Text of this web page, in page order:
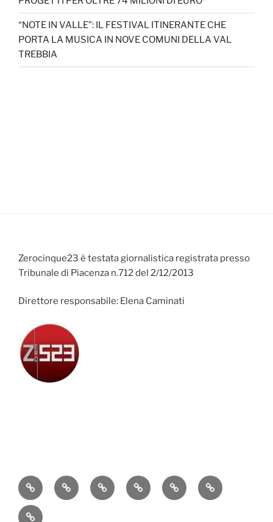
“NOTE IN VALLE”: IL FESTIVAL ITINERANTE CHE
PORTA LA MUSICA IN NOVE COMUNI DELLA VAL
TREBBIA
Zerocinque23 è testata giornalistica registrata presso
Tribunale di Piacenza n.712 del 2/12/2013
Direttore responsabile: Elena Caminati
AttualitàCronacaPolitica EconomiaCultura Sport
Contatti